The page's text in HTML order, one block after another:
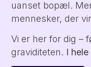
uanset bopæl.
mennesker, der
Vi er her for dig –
graviditeten. I